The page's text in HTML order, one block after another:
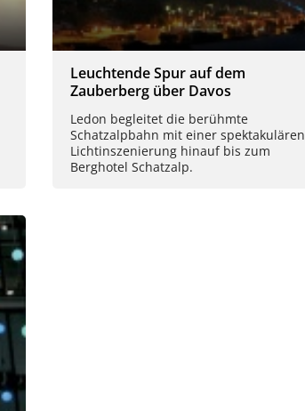
Leuchtende Spur auf dem
Zauberberg über Davos
Ledon begleitet die berühmte
Schatzalpbahn mit einer spektakulären
Lichtinszenierung hinauf bis zum
Berghotel Schatzalp.